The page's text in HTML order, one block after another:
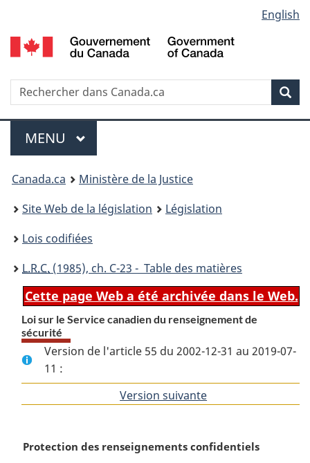
au
contenu
propos
de
la
HTML
simplifiée
selection
English
Recherche
Menu
MENU PRINCIPAL
You
are
here:
Canada.ca
Ministère de la Justice
Site Web de la législation
Législation
Lois codifiées
L.R.C. (1985), ch. C-23 - Table des matières
Cette page Web a été archivée dans le Web.
Loi sur le Service canadien du renseignement de
sécurité
Version de l'article 55 du 2002-12-31 au 2019-07-
11 :
Version suivante
N
Protection des renseignements confidentiels